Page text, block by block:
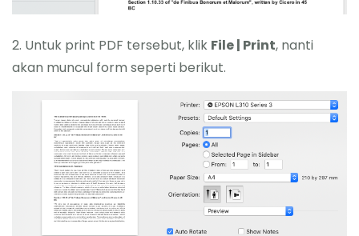
2. Untuk print PDF tersebut, klik File | Print, nanti
akan muncul form seperti berikut.